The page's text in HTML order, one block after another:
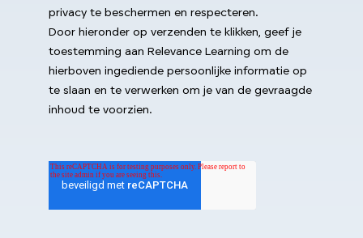
privacy te beschermen en respecteren.
Door hieronder op verzenden te klikken, geef je
toestemming aan Relevance Learning om de
hierboven ingediende persoonlijke informatie op
te slaan en te verwerken om je van de gevraagde
inhoud te voorzien.